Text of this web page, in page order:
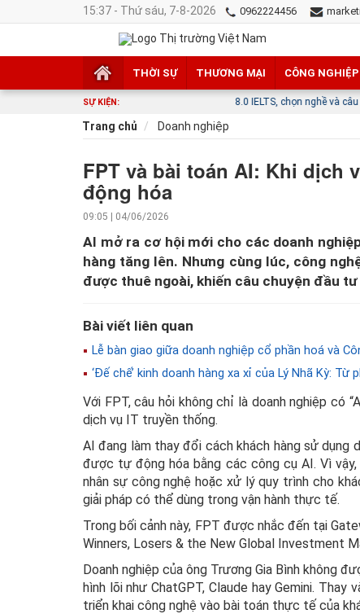
15:37 - Thứ sáu, 7-8-2026 0962224456
THỜI SỰ THƯƠNG MẠI CÔNG NGHIỆP
SỰ KIỆN: 8.0 IELTS, chọn nghề và câu chuyện về một
Trang chủ Doanh nghiệp
FPT và bài toán AI: Khi dịch
động hóa
09:05 | 04/06/2026
AI mở ra cơ hội mới cho các doanh
hàng tăng lên. Nhưng cùng lúc, công
được thuê ngoài, khiến câu chuyện đầu
Bài viết liên quan
Lễ bàn giao giữa doanh nghiệp cổ phần hoá và
‘Đế chế’ kinh doanh hàng xa xỉ của Lý Nhã Kỳ:
Với FPT, câu hỏi không chỉ là doanh nghiệp có
dịch vụ IT truyền thống.
AI đang làm thay đổi cách khách hàng sử
được tự động hóa bằng các công cụ AI. Vì
nhân sự công nghệ hoặc xử lý quy trình cho
giải pháp có thể dùng trong vận hành thực tế.
Trong bối cảnh này, FPT được nhắc đến tại
Winners, Losers & the New Global Investment
Doanh nghiệp của ông Trương Gia Bình không
hình lõi như ChatGPT, Claude hay Gemini. Thay
triển khai công nghệ vào bài toán thực tế của